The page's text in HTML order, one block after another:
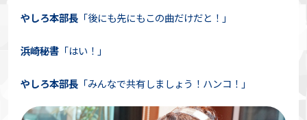
やしろ本部長「後にも先にもこの曲だけだと！」
浜崎秘書「はい！」
やしろ本部長「みんなで共有しましょう！ハンコ！」